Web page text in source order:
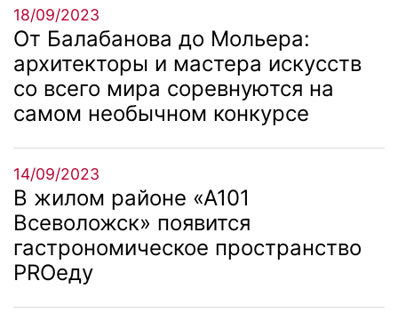
18/09/2023
От Балабанова до Мольера:
архитекторы и мастера искусств
со всего мира соревнуются на
самом необычном конкурсе
14/09/2023
В жилом районе «А101
Всеволожск» появится
гастрономическое пространство
PROеду